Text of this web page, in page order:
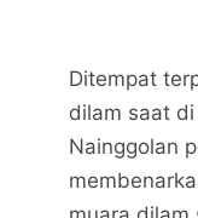
Ditempat
dilam saat
Nainggolan